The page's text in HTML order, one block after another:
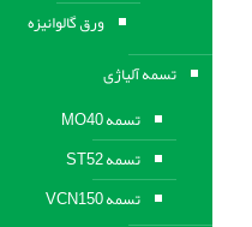
ورق گالوانیزه
تسمه آلیاژی
تسمه MO40
تسمه ST52
تسمه VCN150